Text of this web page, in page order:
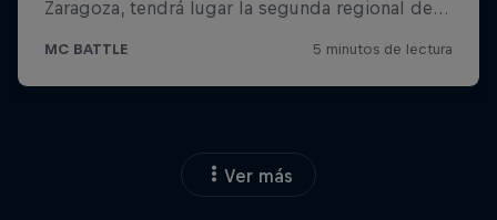
Ver más